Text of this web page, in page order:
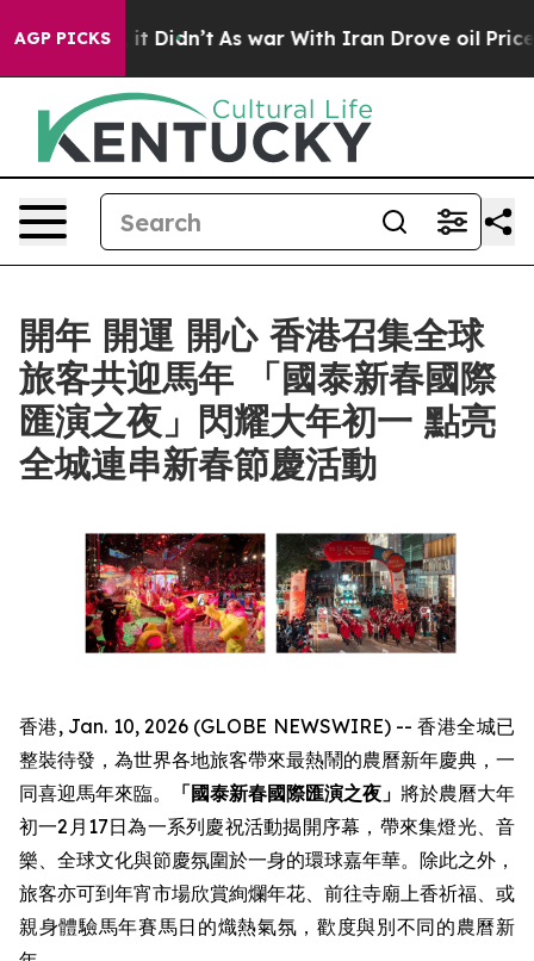
AGP PICKS
Well, it Didn’t As war With Iran Drove oil Prices
開年 開運 開心 香港召集全球
旅客共迎馬年 「國泰新春國際
匯演之夜」閃耀大年初一 點亮
全城連串新春節慶活動
香港, Jan. 10, 2026 (GLOBE NEWSWIRE) -- 香港全城已
整裝待發，為世界各地旅客帶來最熱鬧的農曆新年慶典，一
同喜迎馬年來臨。
「國泰新春國際匯演之夜」 將於農曆大年
初一2月17日為一系列慶祝活動揭開序幕，帶來集燈光、音
樂、全球文化與節慶氛圍於一身的環球嘉年華。除此之外，
旅客亦可到年宵市場欣賞絢爛年花、前往寺廟上香祈福、或
親身體驗馬年賽馬日的熾熱氣氛，歡度與別不同的農曆新